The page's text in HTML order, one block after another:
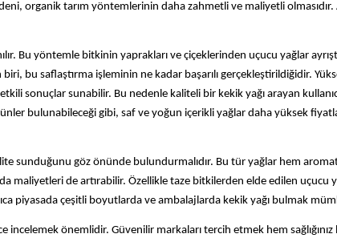
organik tarım yöntemlerinin daha zahmetli ve maliyetli olmasıdır.
Bu yöntemle bitkinin yaprakları ve çiçeklerinden uçucu yağlar
bu saflaştırma işleminin ne kadar başarılı gerçekleştirildiğidir.
sonuçlar sunabilir. Bu nedenle kaliteli bir kekik yağı arayan
bulunabileceği gibi, saf ve yoğun içerikli yağlar daha yüksek
sunduğunu göz önünde bulundurmalıdır. Bu tür yağlar hem
maliyetleri de artırabilir. Özellikle taze bitkilerden elde edilen uçucu
piyasada çeşitli boyutlarda ve ambalajlarda kekik yağı bulmak
önemlidir. Güvenilir markaları tercih etmek hem sağlığınız